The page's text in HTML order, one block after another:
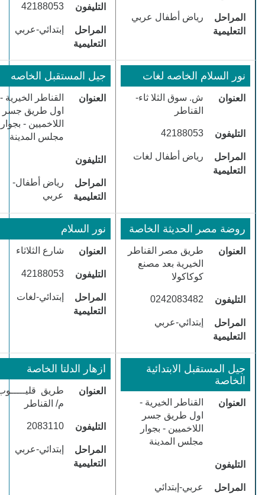
المراحل
التعليمية
​رياض أطفال عربي
التليفون ​42188053
المراحل
التعليمية
​إبتدائي-عربي
​نور السلام الخاصه لغات
العنوان
​ش. سوق الثلا ثاء-
القناطر
التليفون ​42188053
المراحل
التعليمية
​رياض أطفال لغات
​جيل المستقبل الخاصه
العنوان
​القناطر الخيرية -
اول طريق جسر
اللاخميين - بجوار
مجلس المدينة
التليفون
المراحل
التعليمية
​رياض أطفال-
عربي
​روضة مصر الحديثة الخاصة
العنوان
​طريق مصر القناطر
الخيرية بعد مصنع
كوكاكولا
التليفون ​0242083482
المراحل
التعليمية
​إبتدائي-عربي
​نور السلام
العنوان ​شارع الثلاثاء
التليفون ​42188053
المراحل
التعليمية
​إبتدائي-لغات
جيل المستقبل الابتدائية
الخاصة
العنوان
القناطر الخيرية -
اول طريق جسر
اللاخميين - بجوار
مجلس المدينة
التليفون
المراحل
​عربي-إبتدائي
ازهار الدلتا الخاصة
العنوان طريق قليـــــوب
م/ القناطر
التليفون ​2083110
المراحل
التعليمية
​إبتدائي-عربي